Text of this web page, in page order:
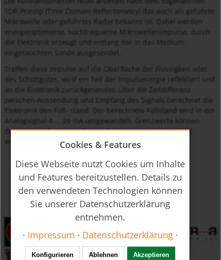
TDR-Prinzip (Time Domain Reflectometry) das auch als geführte
Mikrowelle oder geführtes Radar bekannt ist. Dabei werden
energieoptimierte, hochfrequente Mikrowellenimpulse, durch
die Elektronik erzeugt und entlang der in das Medium
eingetauchten Sonde ausgesendet.
Treffen diese Impulse auf die Oberfläche der Flüssigkeit oder
des Schüttgutes, wird ein Teil der Impulsenergie reflektiert und
an die Elektronik zurückgesendet. Über die Zeitdifferenz
zwischen Aussendung und Empfang des Signals berechnet die
Elektronik den Füll- stand. Der berechnete Füllstand wird in ein
Analogsignal 4 ... 20 mA umgewandelt, Grenzwerte können
durch einen frei einstellbaren Schaltausgang überwacht
werden.
Cookies & Features
Diese Webseite nutzt Cookies um Inhalte
und Features bereitzustellen. Details zu
den verwendeten Technologien können
Sie unserer Datenschutzerklärung
entnehmen.
· Impressum · Datenschutzerklärung·
Konfigurieren Ablehnen Akzeptieren